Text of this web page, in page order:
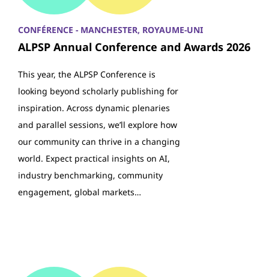
CONFÉRENCE - MANCHESTER, ROYAUME-UNI
ALPSP Annual Conference and Awards 2026
This year, the ALPSP Conference is
looking beyond scholarly publishing for
inspiration. Across dynamic plenaries
and parallel sessions, we’ll explore how
our community can thrive in a changing
world. Expect practical insights on AI,
industry benchmarking, community
engagement, global markets…